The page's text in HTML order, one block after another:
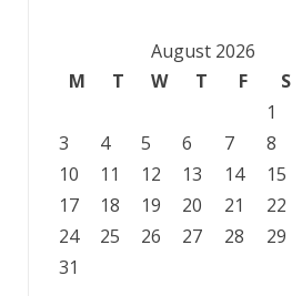
August 2026
M
T W T F S
1
3
4 5 6 7 8
10
11 12 13 14 15
17
18 19 20 21 22
24
25 26 27 28 29
31